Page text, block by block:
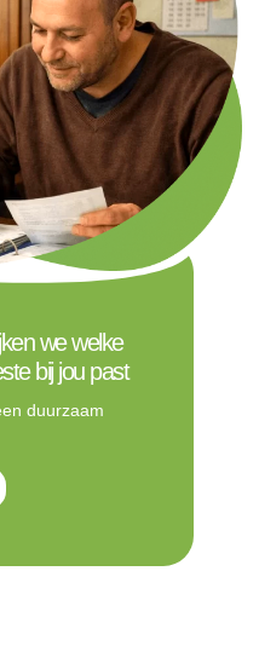
we welke
bij jou past
duurzaam